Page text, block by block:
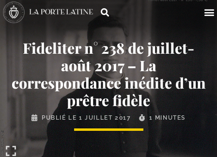
Fideliter n° 238 de juillet-​
août 2017 – La
correspondance inédite d’un
prêtre fidèle
PUBLIÉ LE1 JUILLET 2017 1 MINUTES